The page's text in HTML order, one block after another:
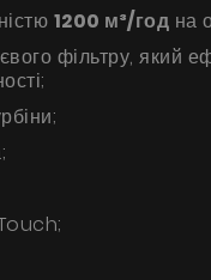
1200 м³/год на
фільтру,